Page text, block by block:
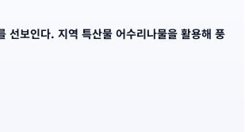
선보인다. 지역 특산물 어수리나물을 활용해 풍